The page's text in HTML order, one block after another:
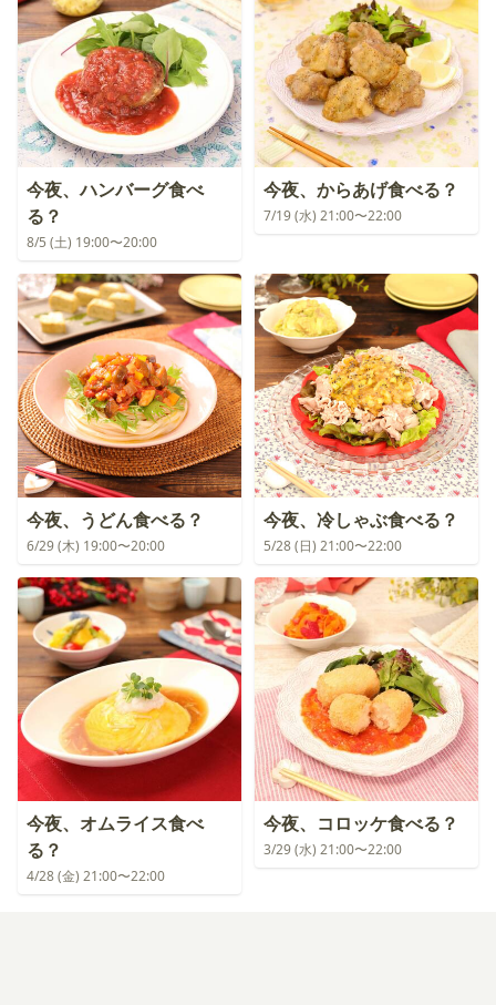
今夜、ハンバーグ食べ
る？
8/5 (土) 19:00〜20:00
今夜、からあげ食べる？
7/19 (水) 21:00〜22:00
今夜、うどん食べる？
6/29 (木) 19:00〜20:00
今夜、冷しゃぶ食べる？
5/28 (日) 21:00〜22:00
今夜、オムライス食べ
る？
4/28 (金) 21:00〜22:00
今夜、コロッケ食べる？
3/29 (水) 21:00〜22:00